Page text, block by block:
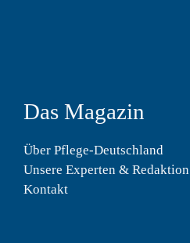
Das Magazin
Über Pflege-Deutschland
Unsere Experten & Redaktion
Kontakt